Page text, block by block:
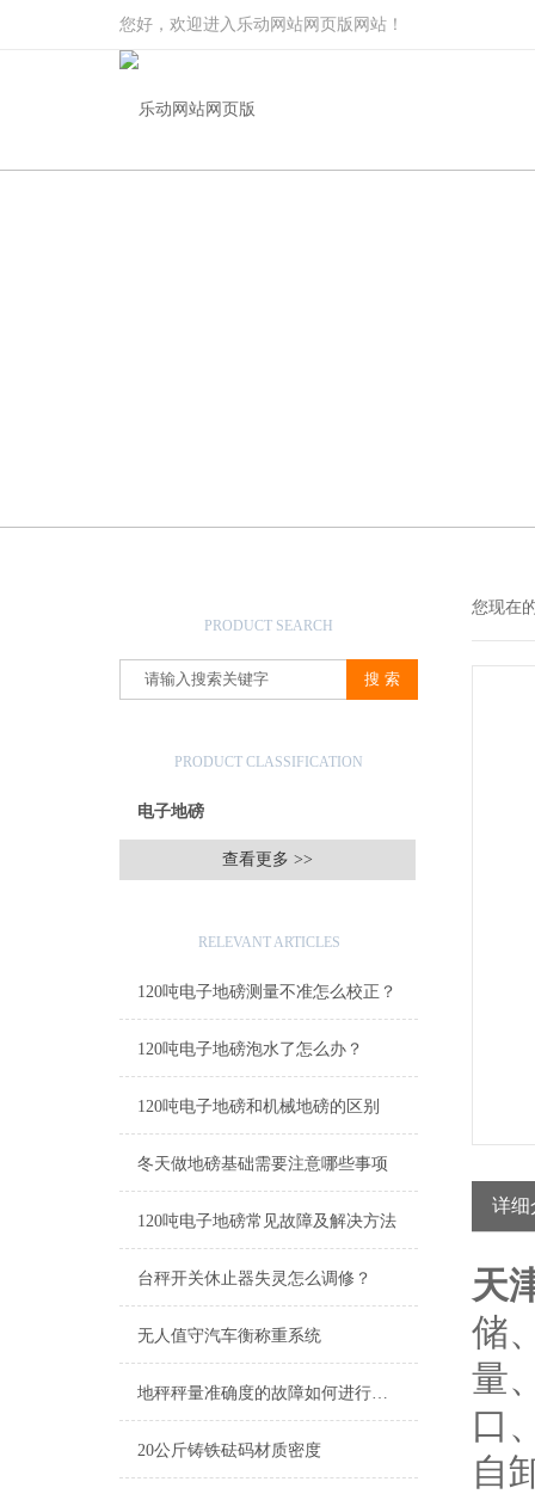
您好，欢迎进入乐动网站网页版网站！
PRODUCT SEARCH
PRODUCT CLASSIFICATION
电子地磅
查看更多 >>
RELEVANT ARTICLES
120吨电子地磅测量不准怎么校正？
120吨电子地磅泡水了怎么办？
120吨电子地磅和机械地磅的区别
冬天做地磅基础需要注意哪些事项
120吨电子地磅常见故障及解决方法
台秤开关休止器失灵怎么调修？
无人值守汽车衡称重系统
地秤秤量准确度的故障如何进行调修?
20公斤铸铁砝码材质密度
您现在
详细
天
储
量
口
自